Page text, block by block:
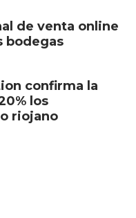
de venta online
bodegas
confirma la
los
riojano